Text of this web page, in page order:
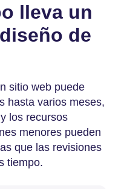
lleva un
de
sitio web puede
hasta varios meses,
los recursos
menores pueden
que las revisiones
tiempo.